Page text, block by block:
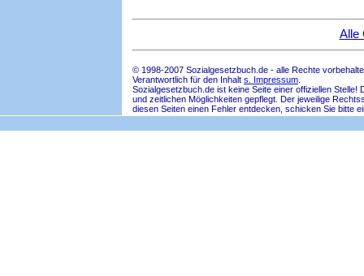
Alle
© 1998-2007 Sozialgesetzbuch.de - alle Rechte
Verantwortlich für den Inhalt s. Impressum
Sozialgesetzbuch.de ist keine Seite einer offiziellen
und zeitlichen Möglichkeiten gepflegt. Der jeweilige
diesen Seiten einen Fehler entdecken, schicken Sie bitte